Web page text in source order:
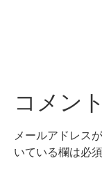
コメン
メールアドレス
いている欄は必